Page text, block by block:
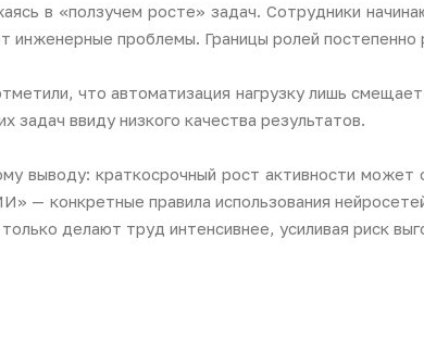
в «ползучем росте» задач. Сотрудники
инженерные проблемы. Границы ролей постепенно
что автоматизация нагрузку лишь
задач ввиду низкого качества результатов.
выводу: краткосрочный рост активности
— конкретные правила использования
делают труд интенсивнее, усиливая риск